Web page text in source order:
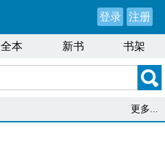
登录 注册
全本 新书 书架
更多...